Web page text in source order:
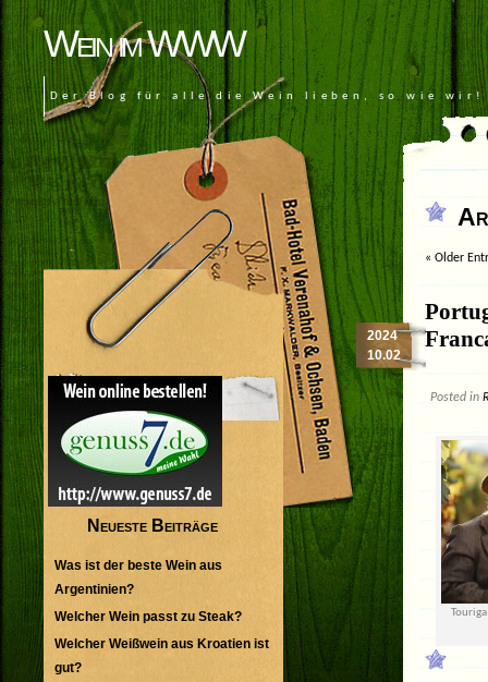
Wein im WWW
Der Blog für alle die Wein lieben, so wie wir!
« Older
2024
10.02
Posted in
Neueste Beiträge
Was ist der beste Wein aus
Argentinien?
Welcher Wein passt zu Steak?
Welcher Weißwein aus Kroatien ist
gut?